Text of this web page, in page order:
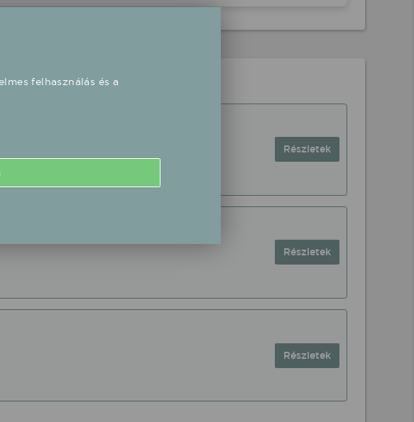
Részletek
Részletek
Részletek
felhasználás és a